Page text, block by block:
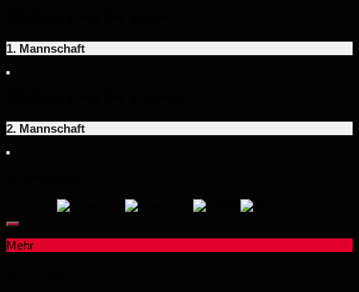
1. Mannschaft
2. Mannschaft
Mehr